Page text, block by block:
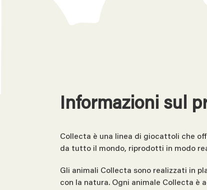
Informazioni sul
Collecta è una linea di giocattoli che
da tutto il mondo, riprodotti in modo
Gli animali Collecta sono realizzati in
con la natura. Ogni animale Collecta